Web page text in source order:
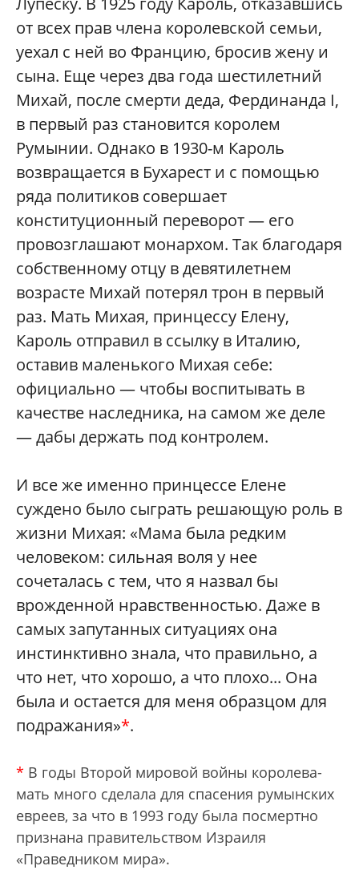
от всех прав члена королевской семьи,
уехал с ней во Францию, бросив жену и
сына. Еще через два года шестилетний
Михай, после смерти деда, Фердинанда I,
в первый раз становится королем
Румынии. Однако в 1930-м Кароль
возвращается в Бухарест и с помощью
ряда политиков совершает
конституционный переворот — его
провозглашают монархом. Так благодаря
собственному отцу в девятилетнем
возрасте Михай потерял трон в первый
раз. Мать Михая, принцессу Елену,
Кароль отправил в ссылку в Италию,
оставив маленького Михая себе:
официально — чтобы воспитывать в
качестве наследника, на самом же деле
— дабы держать под контролем.
И все же именно принцессе Елене
суждено было сыграть решающую роль в
жизни Михая: «Мама была редким
человеком: сильная воля у нее
сочеталась с тем, что я назвал бы
врожденной нравственностью. Даже в
самых запутанных ситуациях она
инстинктивно знала, что правильно, а
что нет, что хорошо, а что плохо... Она
была и остается для меня образцом для
подражания»*.
* В годы Второй мировой войны королева-
мать много сделала для спасения румынских
евреев, за что в 1993 году была посмертно
признана правительством Израиля
«Праведником мира».